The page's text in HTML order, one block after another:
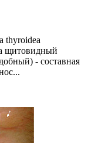
thyroidea
щитовидный
- составная